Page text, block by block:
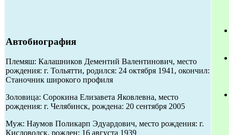
Автобиография
Племяш: Калашников Дементий Валентинович, место
рождения: г. Тольятти, родился: 24 октября 1941, окончил:
Станочник широкого профиля
Золовица: Сорокина Елизавета Яковлевна, место
рождения: г. Челябинск, рождена: 20 сентября 2005
Муж: Наумов Поликарп Эдуардович, место рождения: г.
Кисловодск, рожден: 16 августа 1939